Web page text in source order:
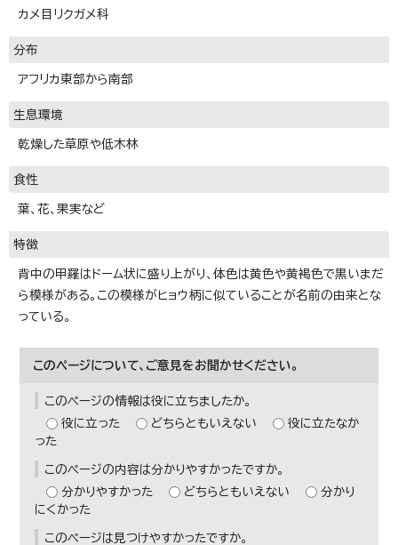
カメ目リクガメ科
分布
アフリカ東部から南部
生息環境
乾燥した草原や低木林
食性
葉、花、果実など
特徴
背中の甲羅はドーム状に盛り上がり、体色は黄色や黄褐色で黒いまだ
ら模様がある。この模様がヒョウ柄に似ていることが名前の由来とな
っている。
このページについて、ご意見をお聞かせください。
このページの情報は役に立ちましたか。
役に立った
どちらともいえない
役に立たなか
った
このページの内容は分かりやすかったですか。
分かりやすかった
どちらともいえない
分かり
にくかった
このページは見つけやすかったですか。